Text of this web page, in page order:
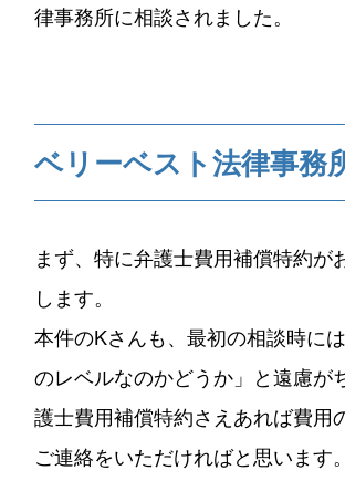
律事務所に相談されました。
ベリーベスト法律事務
まず、特に弁護士費用補償特約
します。
本件のKさんも、最初の相談時に
のレベルなのかどうか」と遠慮が
護士費用補償特約さえあれば費用
ご連絡をいただければと思います。